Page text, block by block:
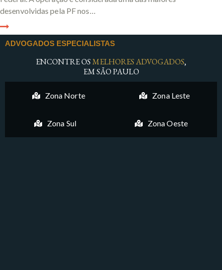
desenvolvidas pela PF nos…
ADVOGADOS ESPECIALISTAS
ENCONTRE OSMELHORES ADVOGADOS,
EM SÃO PAULO
Zona Norte Zona Leste
Zona Sul Zona Oeste